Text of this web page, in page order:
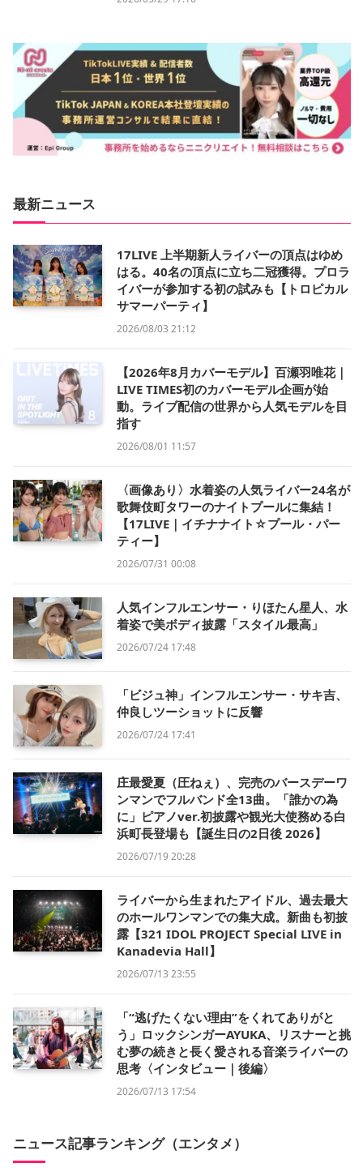
最新ニュース
17LIVE 上半期新人ライバーの頂点はゆめ
はる。40名の頂点に立ち二冠獲得。プロラ
イバーが参加する初の試みも【トロピカル
サマーパーティ】
2026/08/03 21:12
【2026年8月カバーモデル】百瀬羽唯花｜
LIVE TIMES初のカバーモデル企画が始
動。ライブ配信の世界から人気モデルを目
指す
2026/08/01 11:57
〈画像あり〉水着姿の人気ライバー24名が
歌舞伎町タワーのナイトプールに集結！
【17LIVE｜イチナナイト☆プール・パー
ティー】
2026/07/31 00:08
人気インフルエンサー・りほたん星人、水
着姿で美ボディ披露「スタイル最高」
2026/07/24 17:48
「ビジュ神」インフルエンサー・サキ吉、
仲良しツーショットに反響
2026/07/24 17:41
庄最愛夏（圧ねぇ）、完売のバースデーワ
ンマンでフルバンド全13曲。「誰かの為
に」ピアノver.初披露や観光大使務める白
浜町長登場も【誕生日の2日後 2026】
2026/07/19 20:28
ライバーから生まれたアイドル、過去最大
のホールワンマンでの集大成。新曲も初披
露【321 IDOL PROJECT Special LIVE in
Kanadevia Hall】
2026/07/13 23:55
「“逃げたくない理由”をくれてありがと
う」ロックシンガーAYUKA、リスナーと挑
む夢の続きと長く愛される音楽ライバーの
思考〈インタビュー｜後編〉
2026/07/13 17:54
ニュース記事ランキング（エンタメ）